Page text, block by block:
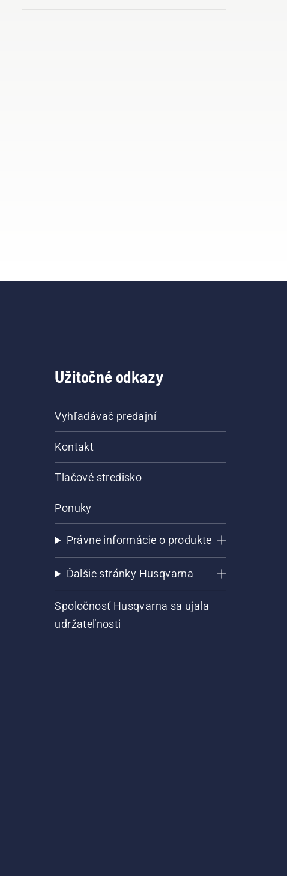
Užitočné odkazy
Vyhľadávač predajní
Kontakt
Tlačové stredisko
Ponuky
Právne informácie o produkte
Ďalšie stránky Husqvarna
Spoločnosť Husqvarna sa ujala
udržateľnosti